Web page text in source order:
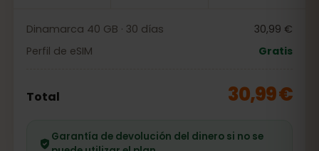
Dinamarca 40 GB · 30 días
30,99 €
Perfil de eSIM
Gratis
Total 30,99 €
Garantía de devolución del dinero si no se